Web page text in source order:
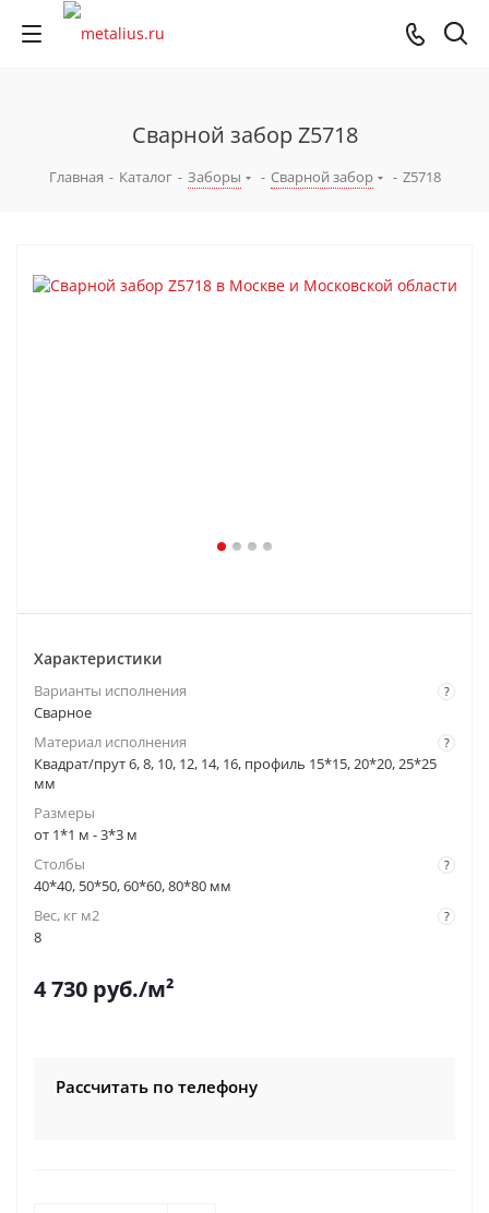
Сварной забор Z5718
Главная - Каталог - Заборы - Сварной забор - Z5718
Характеристики
?
Варианты исполнения
Cварное
?
Материал исполнения
Квадрат/прут 6, 8, 10, 12, 14, 16, профиль 15*15, 20*20, 25*25
мм
Размеры
от 1*1 м - 3*3 м
?
Столбы
40*40, 50*50, 60*60, 80*80 мм
?
Вес, кг м2
8
4 730 руб./м²
Рассчитать по телефону